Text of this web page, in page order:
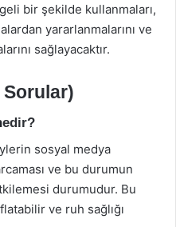
bir şekilde kullanmaları,
yararlanmalarını ve
sağlayacaktır.
Sorular)
sosyal medya
ve bu durumun
durumudur. Bu
ve ruh sağlığı